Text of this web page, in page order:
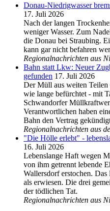
Donau-Niedrigwasser
17. Juli 2026
Nach der langen
weniger Wasser. Zum
die Donau bei Straubing.
kann gar nicht befahren
Regionalnachrichten aus
Bahn statt Lkw: Neuer
gefunden 17. Juli 2026
Der Müll aus weiten
wie lange befürchtet - mit
Schwandorfer
Verantwortlichen haben
Bahn den Vertrag
Regionalnachrichten aus
"Die Hölle erlebt" -
16. Juli 2026
Lebenslange Haft wegen
von ihm getrennt lebende
Wallersdorf erstochen.
als erwiesen. Die drei
der tödlichen Tat.
Regionalnachrichten aus